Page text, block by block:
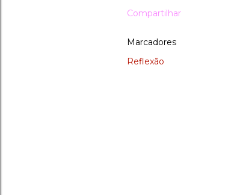
Compartilhar
Marcadores
Reflexão